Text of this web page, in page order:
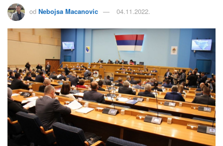
od Nebojsa Macanovic 04.11.2022.